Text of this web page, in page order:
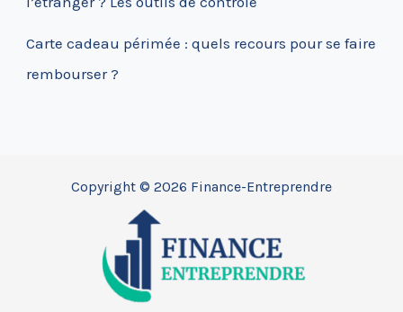
Carte cadeau périmée : quels recours pour se faire
rembourser ?
Copyright © 2026 Finance-Entreprendre